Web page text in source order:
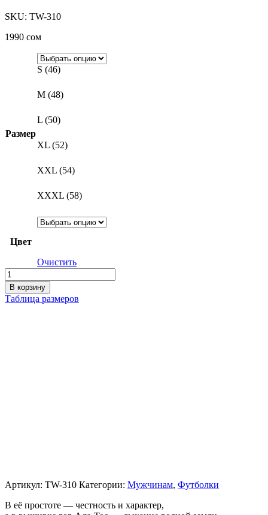
SKU: TW-310
1990 сом
Размер
S (46)
M (48)
L (50)
XL (52)
XXL (54)
XXXL (58)
Цвет
Очистить
Количество
товара
Мужская
футболка
В корзину
Таблица размеров
Артикул: TW-310 Категории: Мужчинам, Футболки
В её простоте — честность и характер,